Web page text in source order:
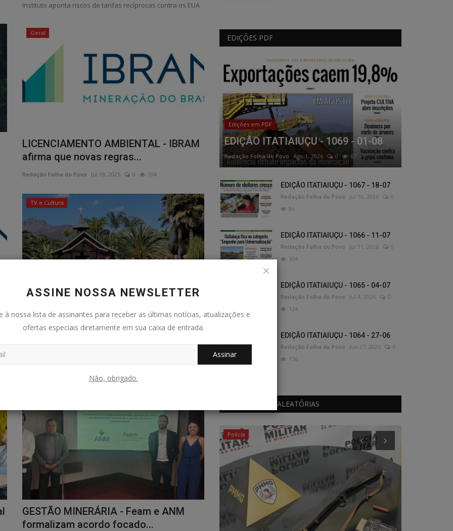
ASSINE NOSSA NEWSLETTER
à nossa lista de assinantes para receber as últimas notícias, atualizações e
ofertas especiais diretamente em sua caixa de entrada.
Assinar
Não, obrigado.
Instituto aponta riscos de tarifas recíprocas contra os EUA
Geral
LICENCIAMENTO AMBIENTAL - IBRAM
afirma que novas regras...
Redação Folha do Povo Jul 19, 2025 0 104
TV e Cultura
GASTRONOMIA E CULTURA - AMISA
apoia Festival Igarapé Sabor
Redação Folha do Povo Jul 8, 2025 0 143
GESTÃO MINERÁRIA - Feam e ANM
formalizam acordo focado...
EDIÇÕES PDF
Edições em PDF
EDIÇÃO ITATIAIUÇU - 1069 - 01-08
Redação Folha do Povo Ago 1, 2026 0 67
EDIÇÃO ITATIAIUÇU - 1067 - 18-07
Redação Folha do Povo Jul 18, 2026
0
86
EDIÇÃO ITATIAIUÇU - 1066 - 11-07
Redação Folha do Povo Jul 11, 2026
0
104
EDIÇÃO ITATIAIUÇU - 1065 - 04-07
Redação Folha do Povo Jul 4, 2026
0
124
EDIÇÃO ITATIAIUÇU - 1064 - 27-06
Redação Folha do Povo Jun 27, 2026
0
156
PUBLICAÇÕES ALEATÓRIAS
Polícia Política